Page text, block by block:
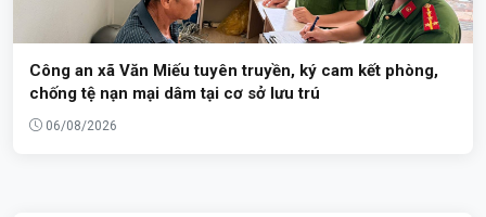
Công an xã Văn Miếu tuyên truyền, ký cam kết phòng,
chống tệ nạn mại dâm tại cơ sở lưu trú
06/08/2026